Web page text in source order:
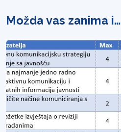
Možda vas zanima i…